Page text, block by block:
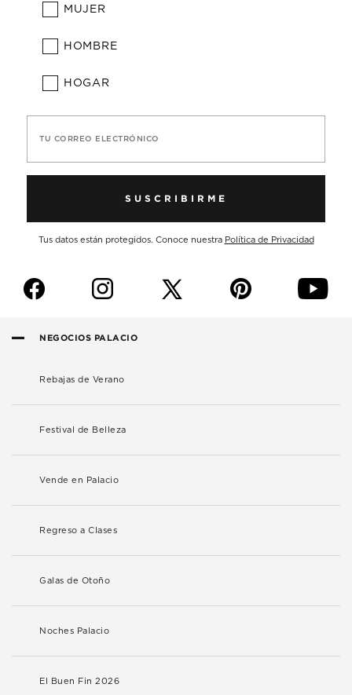
MUJER
HOMBRE
HOGAR
TU CORREO ELECTRÓNICO
SUSCRIBIRME
Tus datos están protegidos. Conoce nuestra Política de Privacidad
f i p y
NEGOCIOS PALACIO
Rebajas de Verano
Festival de Belleza
Vende en Palacio
Regreso a Clases
Galas de Otoño
Noches Palacio
El Buen Fin 2026